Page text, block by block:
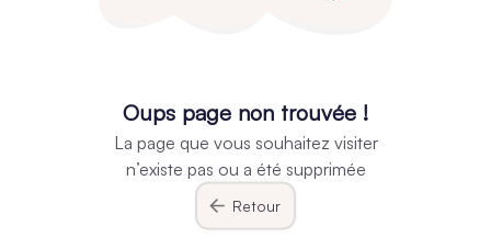
Oups page non trouvée !
La page que vous souhaitez visiter
n’existe pas ou a été supprimée
Retour